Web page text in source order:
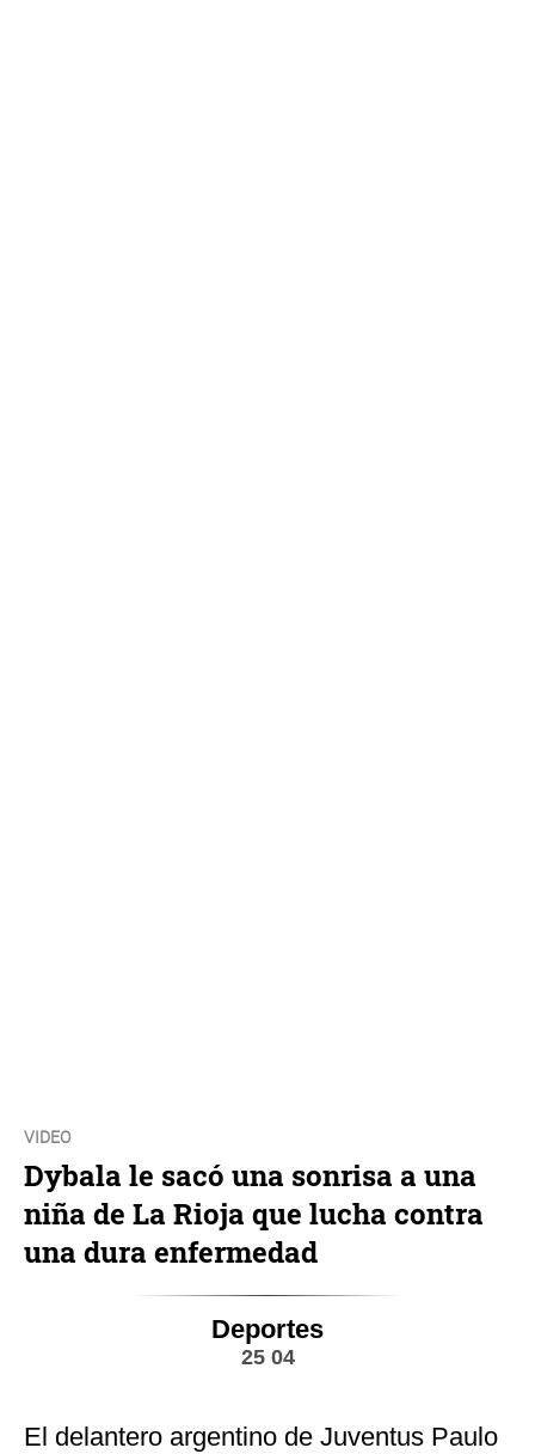
VIDEO
Dybala le sacó una sonrisa a una
niña de La Rioja que lucha contra
una dura enfermedad
Deportes
25 04
El delantero argentino de Juventus Paulo